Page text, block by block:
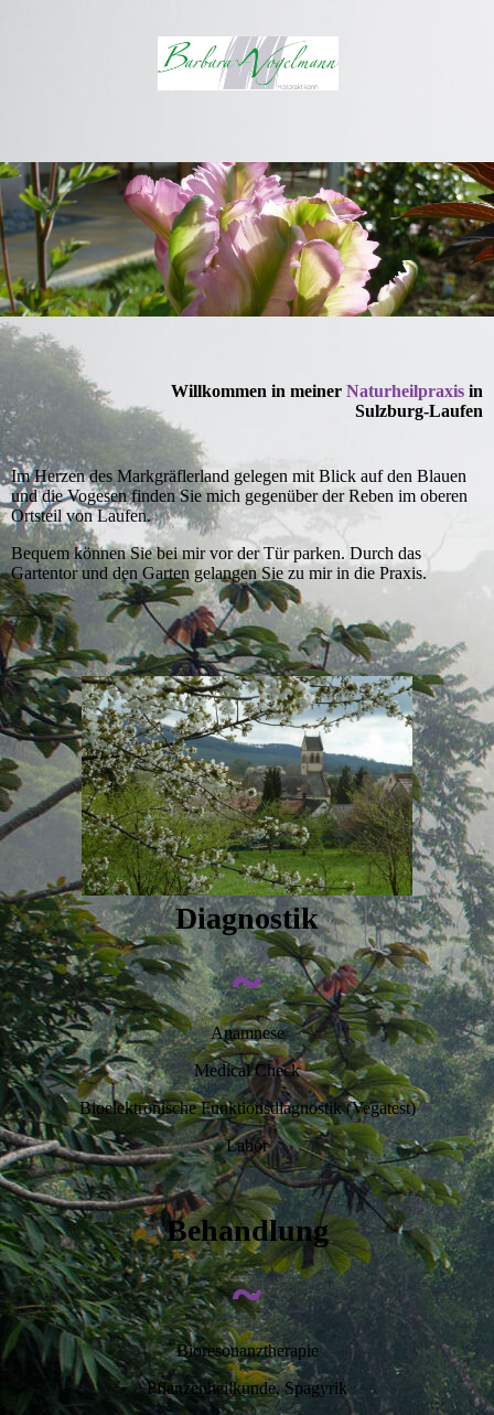
Willkommen in meiner Naturheilpraxis in
Sulzburg-Laufen
Im Herzen des Markgräflerland gelegen mit Blick auf den Blauen
und die Vogesen finden Sie mich gegenüber der Reben im oberen
Ortsteil von Laufen.
Bequem können Sie bei mir vor der Tür parken. Durch das
Gartentor und den Garten gelangen Sie zu mir in die Praxis.
Diagnostik
~
Anamnese
Medical Check
Bioelektronische Funktionsdiagnostik (Vegatest)
Labor
Behandlung
~
Bioresonanztherapie
Pflanzenheilkunde, Spagyrik